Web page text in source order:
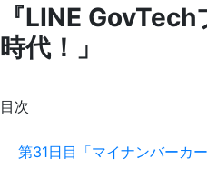
『LINE
時代！」
目次
第31日目「マイナンバーカ